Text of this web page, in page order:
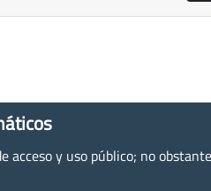
acceso y uso público; no